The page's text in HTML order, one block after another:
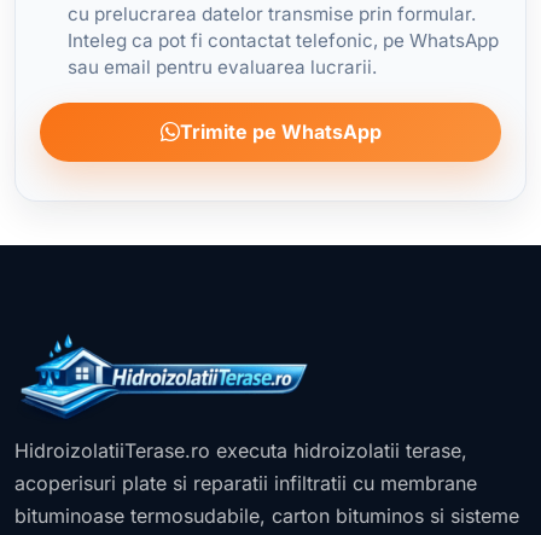
cu prelucrarea datelor transmise prin formular.
Inteleg ca pot fi contactat telefonic, pe WhatsApp
sau email pentru evaluarea lucrarii.
Trimite pe WhatsApp
HidroizolatiiTerase.ro executa hidroizolatii terase,
acoperisuri plate si reparatii infiltratii cu membrane
bituminoase termosudabile, carton bituminos si sisteme